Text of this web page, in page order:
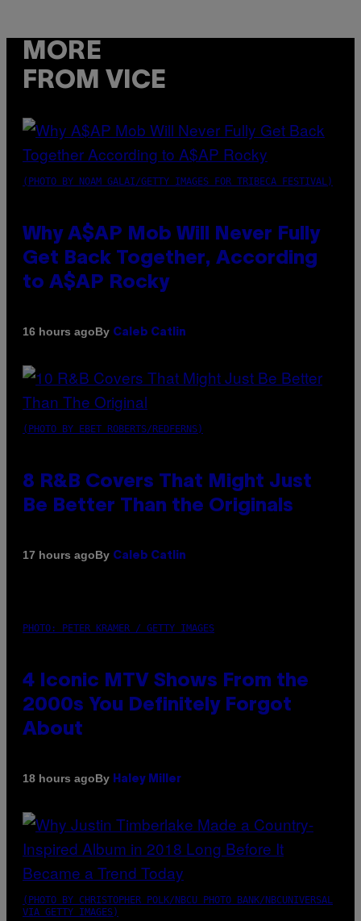
MORE
FROM VICE
(PHOTO BY NOAM GALAI/GETTY IMAGES FOR TRIBECA FESTIVAL)
Why A$AP Mob Will Never Fully
Get Back Together, According
to A$AP Rocky
16 hours agoBy Caleb Catlin
(PHOTO BY EBET ROBERTS/REDFERNS)
8 R&B Covers That Might Just
Be Better Than the Originals
17 hours agoBy Caleb Catlin
PHOTO: PETER KRAMER / GETTY IMAGES
4 Iconic MTV Shows From the
2000s You Definitely Forgot
About
18 hours agoBy Haley Miller
(PHOTO BY CHRISTOPHER POLK/NBCU PHOTO BANK/NBCUNIVERSAL
VIA GETTY IMAGES)